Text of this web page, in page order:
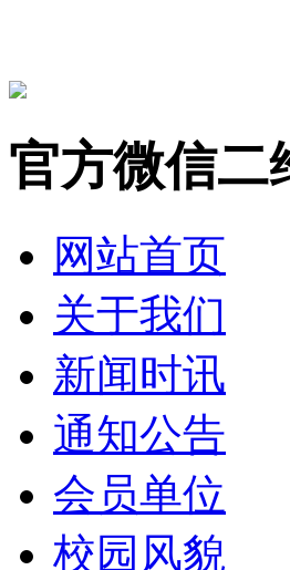
官方微信二
网站首页
关于我们
新闻时讯
通知公告
会员单位
校园风貌